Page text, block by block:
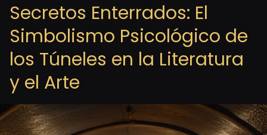
Secretos Enterrados: El
Simbolismo Psicológico de
los Túneles en la Literatura
y el Arte